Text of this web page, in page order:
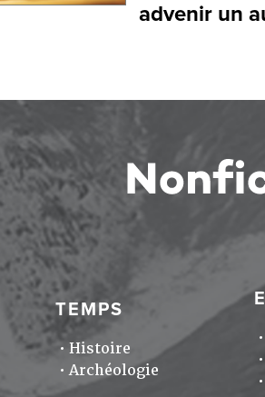
advenir un
TEMPS
Histoire
Archéologie